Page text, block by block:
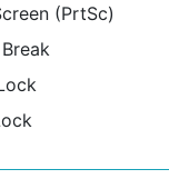
(PrtSc)